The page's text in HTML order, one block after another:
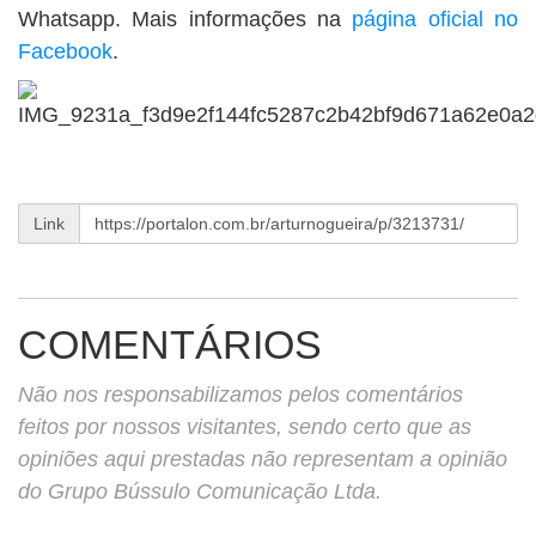
Whatsapp. Mais informações na página oficial no
Facebook.
Link
COMENTÁRIOS
Não nos responsabilizamos pelos comentários
feitos por nossos visitantes, sendo certo que as
opiniões aqui prestadas não representam a opinião
do Grupo Bússulo Comunicação Ltda.